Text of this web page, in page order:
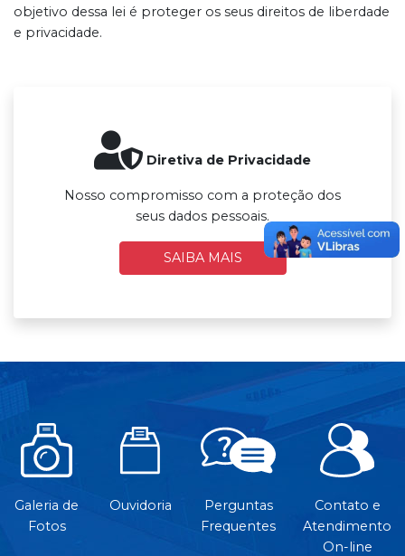
objetivo dessa lei é proteger os seus direitos de liberdade
e privacidade.
Diretiva de Privacidade
Nosso compromisso com a proteção dos
seus dados pessoais.
SAIBA MAIS
Galeria de
Fotos
Ouvidoria
Perguntas
Frequentes
Contato e
Atendimento
On-line